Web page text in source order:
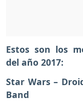
Estos son los
del año 2017:
Star Wars –
Band